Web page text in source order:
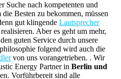
Suche nach kompetenten und
die Besten zu bekommen, müssen
gut klingende Lautsprecher
Aber es geht um mehr,
guten Service durch unsere
folgend wird auch die
von uns vorangetrieben. . Wir
Energy Partner in Berlin und
Vorführbereit sind alle